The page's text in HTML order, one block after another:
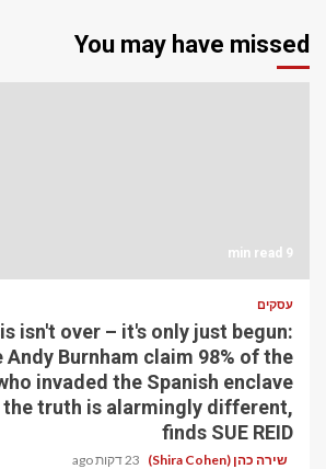
You may have missed
9 min read
עסקים
isn't over – it's only just begun:
Burnham claim 98% of the
invaded the Spanish enclave
truth is alarmingly different,
finds SUE REID
שירה כהן (Shira Cohen) 23 דקות ago